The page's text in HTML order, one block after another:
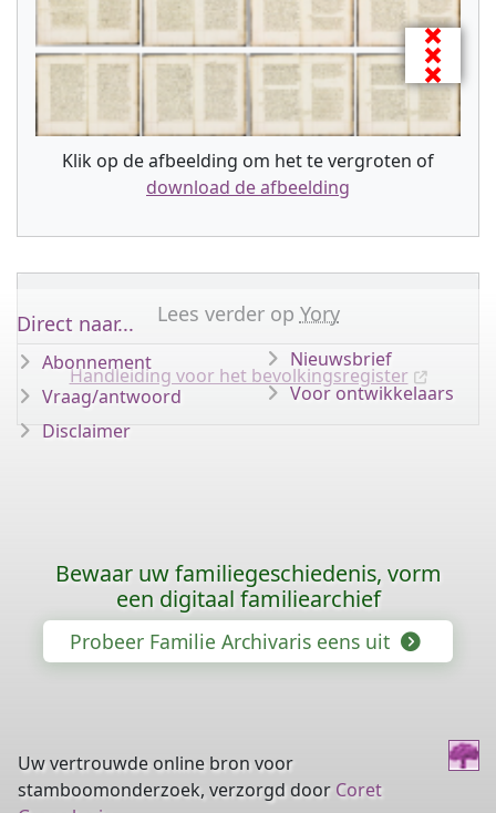
Klik op de afbeelding om het te vergroten of
download de afbeelding
Lees verder op Yory
Handleiding voor het bevolkingsregister
Direct naar...
Abonnement
Vraag/antwoord
Disclaimer
Nieuwsbrief
Voor ontwikkelaars
Bewaar uw familiegeschiedenis, vorm
een digitaal familiearchief
Probeer Familie Archivaris eens uit
Uw vertrouwde online bron voor
stamboomonderzoek, verzorgd door Coret